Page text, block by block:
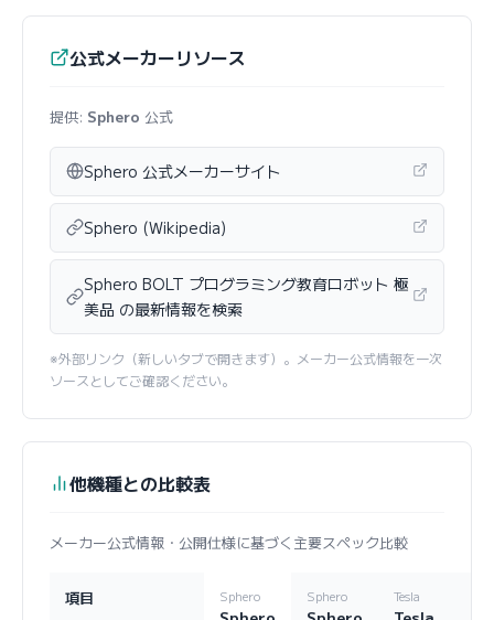
公式メーカーリソース
提供: Sphero 公式
Sphero 公式メーカーサイト
Sphero (Wikipedia)
Sphero BOLT プログラミング教育ロボット 極
美品 の最新情報を検索
※外部リンク（新しいタブで開きます）。メーカー公式情報を一次
ソースとしてご確認ください。
他機種との比較表
メーカー公式情報・公開仕様に基づく主要スペック比較
項目 Sphero Sphero Tesla